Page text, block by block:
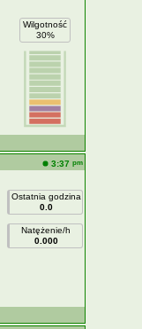
Wilgotność
30%
3:37 pm
Ostatnia godzina
0.0
Natężenie/h
0.000